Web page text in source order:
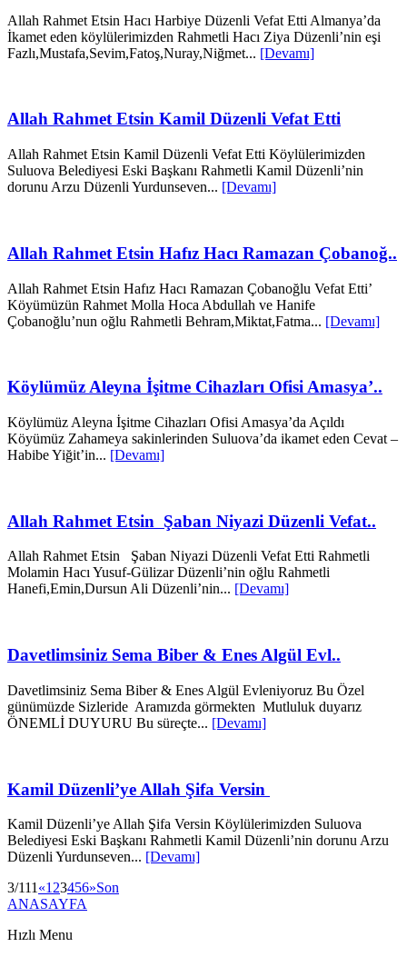
Allah Rahmet Etsin Hacı Harbiye Düzenli Vefat Etti Almanya’da
İkamet eden köylülerimizden Rahmetli Hacı Ziya Düzenli’nin eşi
Fazlı,Mustafa,Sevim,Fatoş,Nuray,Niğmet... [Devamı]
Allah Rahmet Etsin Kamil Düzenli Vefat Etti
Allah Rahmet Etsin Kamil Düzenli Vefat Etti Köylülerimizden
Suluova Belediyesi Eski Başkanı Rahmetli Kamil Düzenli’nin
dorunu Arzu Düzenli Yurdunseven... [Devamı]
Allah Rahmet Etsin Hafız Hacı Ramazan Çobanoğ..
Allah Rahmet Etsin Hafız Hacı Ramazan Çobanoğlu Vefat Etti’
Köyümüzün Rahmet Molla Hoca Abdullah ve Hanife
Çobanoğlu’nun oğlu Rahmetli Behram,Miktat,Fatma... [Devamı]
Köylümüz Aleyna İşitme Cihazları Ofisi Amasya’..
Köylümüz Aleyna İşitme Cihazları Ofisi Amasya’da Açıldı
Köyümüz Zahameya sakinlerinden Suluova’da ikamet eden Cevat –
Habibe Yiğit’in... [Devamı]
Allah Rahmet Etsin Şaban Niyazi Düzenli Vefat..
Allah Rahmet Etsin Şaban Niyazi Düzenli Vefat Etti Rahmetli
Molamin Hacı Yusuf-Gülizar Düzenli’nin oğlu Rahmetli
Hanefi,Emin,Dursun Ali Düzenli’nin... [Devamı]
Davetlimsiniz Sema Biber & Enes Algül Evl..
Davetlimsiniz Sema Biber & Enes Algül Evleniyoruz Bu Özel
günümüzde Sizleride Aramızda görmekten Mutluluk duyarız
ÖNEMLİ DUYURU Bu süreçte... [Devamı]
Kamil Düzenli’ye Allah Şifa Versin
Kamil Düzenli’ye Allah Şifa Versin Köylülerimizden Suluova
Belediyesi Eski Başkanı Rahmetli Kamil Düzenli’nin dorunu Arzu
Düzenli Yurdunseven... [Devamı]
3/111 «1 23456»Son
ANASAYFA
Hızlı Menu